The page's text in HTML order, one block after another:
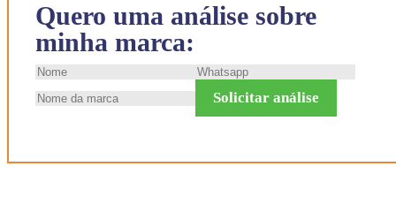
Quero uma análise sobre
minha marca:
Solicitar análise